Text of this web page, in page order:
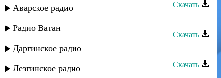
Аварское радио
Радио Ватан
Даргинское радио
Лезгинское радио
Скачать
Скачать
Аслан Кятов - Цыганка
Скачать